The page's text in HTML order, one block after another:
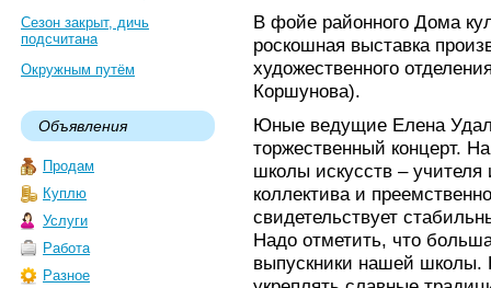
Сезон закрыт, дичь
подсчитана
Окружным путём
Объявления
Продам
Куплю
Услуги
Работа
Разное
В фойе районного Дома
роскошная выставка
художественного
Коршунова).
Юные ведущие Елена
торжественный концерт.
школы искусств –
коллектива и
свидетельствует
Надо отметить, что
выпускники нашей школы.